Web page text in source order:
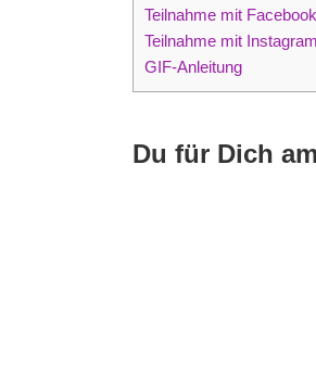
Teilnahme mit Facebook
Teilnahme mit Instagram
GIF-Anleitung
Du für Dich